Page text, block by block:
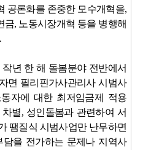
공론화를 존중한 모수개혁을,
금, 노동시장개혁 등을 병행해
.
년 한 해 돌봄분야 전반에서
면 필리핀가사관리사 시범사
자에 대한 최저임금제 적용
별, 성인돌봄과 관련하여 서
땜질식 시범사업만 난무하면
을 전가하는 문제나 지역사